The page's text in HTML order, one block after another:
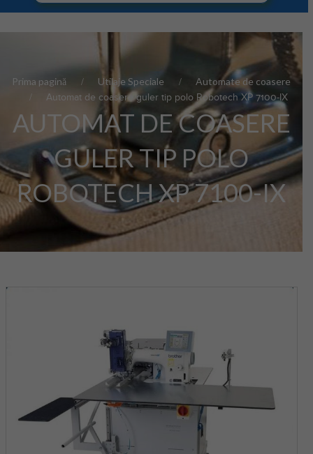
Prima pagină Utilaje Speciale Automate de coasere
Automat de coasere guler tip polo Robotech XP 7100-IX
AUTOMAT DE COASERE
GULER TIP POLO
ROBOTECH XP 7100-IX